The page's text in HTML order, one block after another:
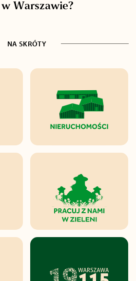
Warszawie?
NA SKRÓTY